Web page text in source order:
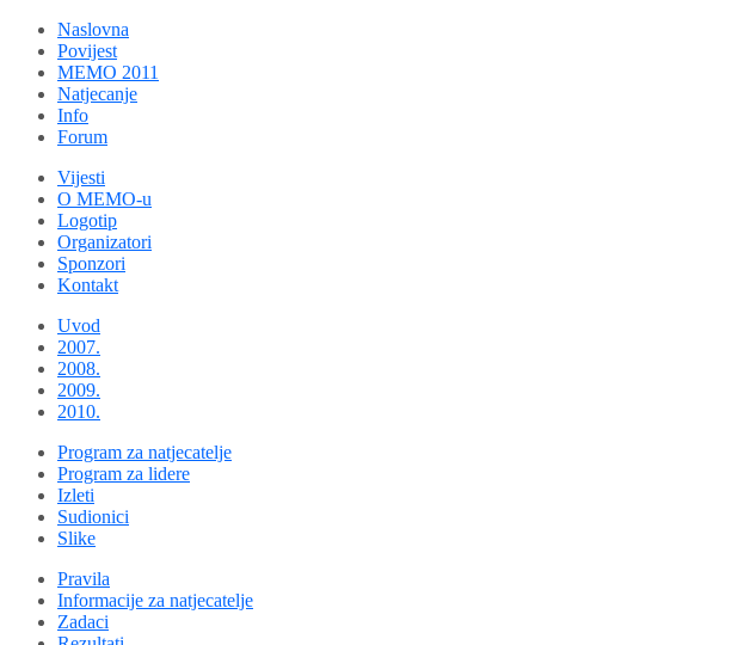
Naslovna
Povijest
MEMO 2011
Natjecanje
Info
Forum
Vijesti
O MEMO-u
Logotip
Organizatori
Sponzori
Kontakt
Uvod
2007.
2008.
2009.
2010.
Program za natjecatelje
Program za lidere
Izleti
Sudionici
Slike
Pravila
Informacije za natjecatelje
Zadaci